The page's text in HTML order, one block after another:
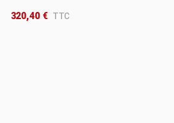
320,40 €